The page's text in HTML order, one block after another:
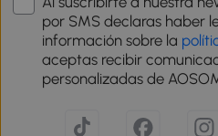
por SMS declaras haber
información sobre la
aceptas recibir
personalizadas de